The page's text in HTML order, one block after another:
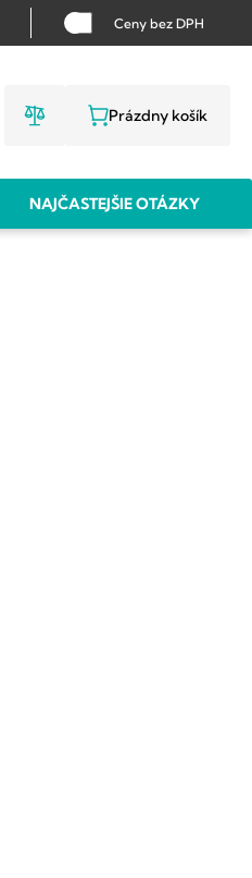
Ceny bez DPH
NÁKUPNÝ
Prázdny košík
NAJČASTEJŠIE OTÁZKY